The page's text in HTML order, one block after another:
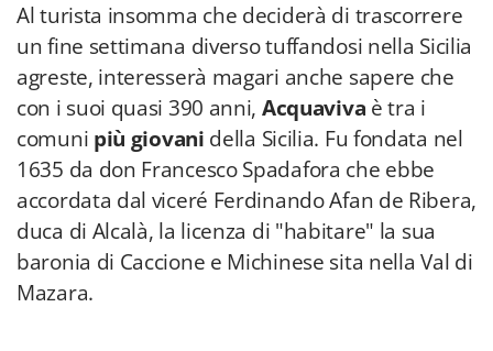
Al turista insomma che deciderà di trascorrere
un fine settimana diverso tuffandosi nella Sicilia
agreste, interesserà magari anche sapere che
con i suoi quasi 390 anni, Acquaviva è tra i
comuni più giovani della Sicilia. Fu fondata nel
1635 da don Francesco Spadafora che ebbe
accordata dal viceré Ferdinando Afan de Ribera,
duca di Alcalà, la licenza di "habitare" la sua
baronia di Caccione e Michinese sita nella Val di
Mazara.